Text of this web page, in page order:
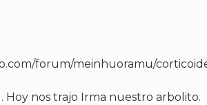
forum/meinhuoramu/
Hoy nos trajo Irma nuestro arbolito.